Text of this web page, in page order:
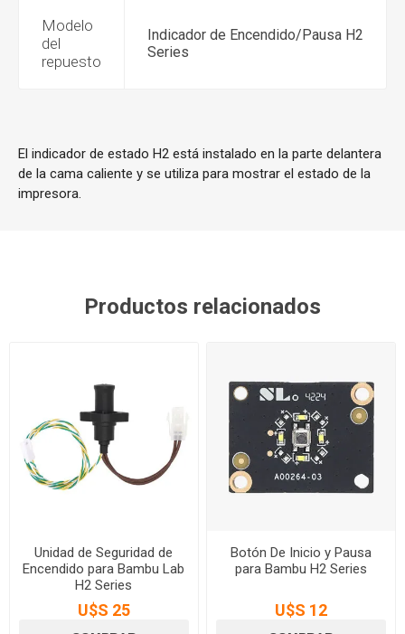
Modelo
del
repuesto
Indicador de Encendido/Pausa H2
Series
El indicador de estado H2 está instalado en la parte delantera
de la cama caliente y se utiliza para mostrar el estado de la
impresora.
Productos relacionados
Unidad de Seguridad de
Encendido para Bambu Lab
H2 Series
U$S 25
Botón De Inicio y Pausa
para Bambu H2 Series
U$S 12